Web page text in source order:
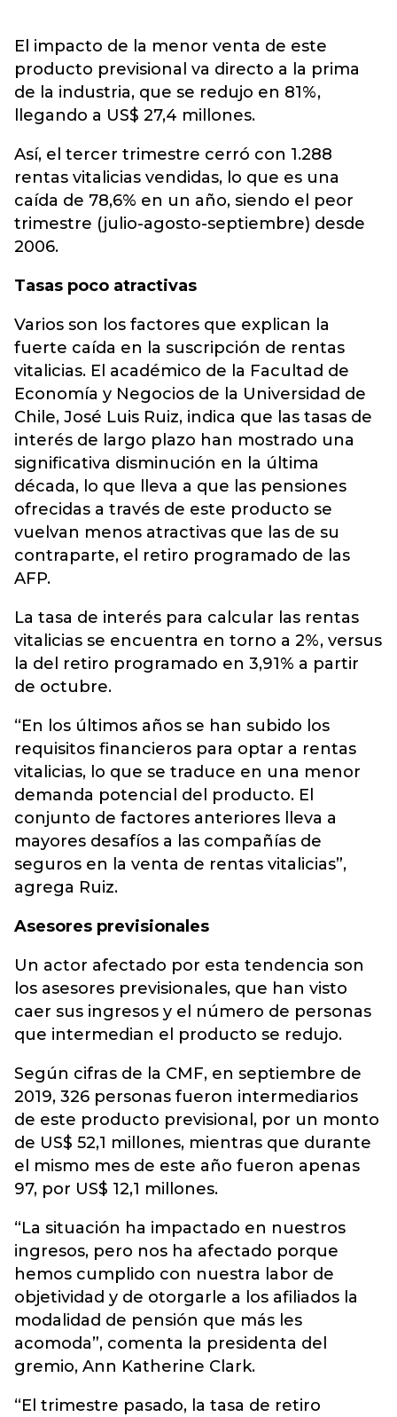
El impacto de la menor venta de este
producto previsional va directo a la prima
de la industria, que se redujo en 81%,
llegando a US$ 27,4 millones.
Así, el tercer trimestre cerró con 1.288
rentas vitalicias vendidas, lo que es una
caída de 78,6% en un año, siendo el peor
trimestre (julio-agosto-septiembre) desde
2006.
Tasas poco atractivas
Varios son los factores que explican la
fuerte caída en la suscripción de rentas
vitalicias. El académico de la Facultad de
Economía y Negocios de la Universidad de
Chile, José Luis Ruiz, indica que las tasas de
interés de largo plazo han mostrado una
significativa disminución en la última
década, lo que lleva a que las pensiones
ofrecidas a través de este producto se
vuelvan menos atractivas que las de su
contraparte, el retiro programado de las
AFP.
La tasa de interés para calcular las rentas
vitalicias se encuentra en torno a 2%, versus
la del retiro programado en 3,91% a partir
de octubre.
“En los últimos años se han subido los
requisitos financieros para optar a rentas
vitalicias, lo que se traduce en una menor
demanda potencial del producto. El
conjunto de factores anteriores lleva a
mayores desafíos a las compañías de
seguros en la venta de rentas vitalicias”,
agrega Ruiz.
Asesores previsionales
Un actor afectado por esta tendencia son
los asesores previsionales, que han visto
caer sus ingresos y el número de personas
que intermedian el producto se redujo.
Según cifras de la CMF, en septiembre de
2019, 326 personas fueron intermediarios
de este producto previsional, por un monto
de US$ 52,1 millones, mientras que durante
el mismo mes de este año fueron apenas
97, por US$ 12,1 millones.
“La situación ha impactado en nuestros
ingresos, pero nos ha afectado porque
hemos cumplido con nuestra labor de
objetividad y de otorgarle a los afiliados la
modalidad de pensión que más les
acomoda”, comenta la presidenta del
gremio, Ann Katherine Clark.
“El trimestre pasado, la tasa de retiro